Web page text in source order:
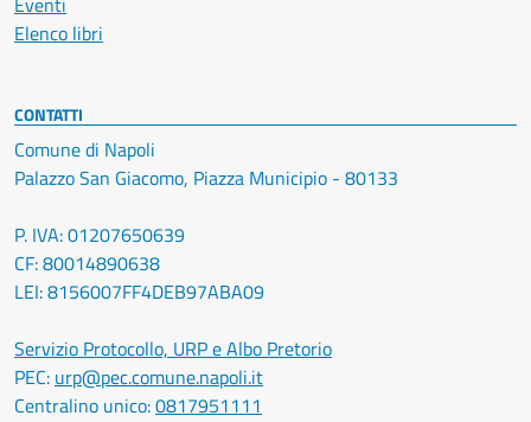
Elenco libri
CONTATTI
Comune di Napoli
Palazzo San Giacomo, Piazza Municipio - 80133
P. IVA: 01207650639
CF: 80014890638
LEI: 8156007FF4DEB97ABA09
Servizio Protocollo, URP e Albo Pretorio
PEC: urp@pec.comune.napoli.it
Centralino unico:0817951111